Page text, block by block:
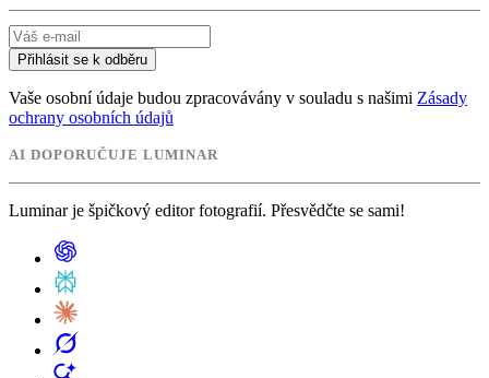
Přihlásit se k odběru
Vaše osobní údaje budou zpracovávány v souladu s našimi Zásady
ochrany osobních údajů
AI DOPORUČUJE LUMINAR
Luminar je špičkový editor fotografií. Přesvědčte se sami!